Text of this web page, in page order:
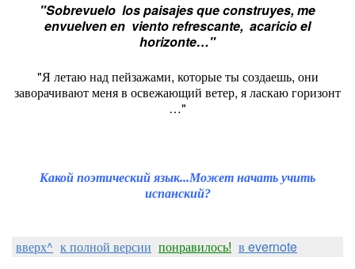
"Sobrevuelo los paisajes que construyes, me
envuelven en viento refrescante, acaricio el
horizonte…"
"Я летаю над пейзажами, которые ты создаешь, они
заворачивают меня в освежающий ветер, я ласкаю горизонт
…"
Какой поэтический язык...Может начать учить
испанский?
вверх^ к полной версии понравилось! в evernote